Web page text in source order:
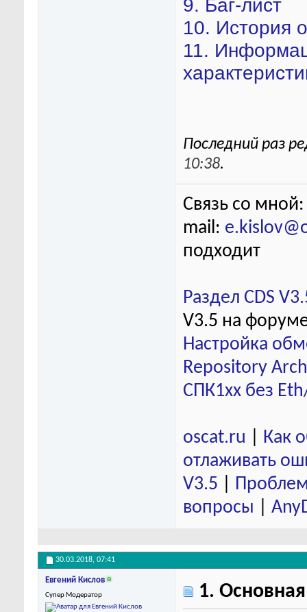
9. Баг-лист
10. История
11.
Последний раз
10:38.
Связь со
mail:
подходит
Раздел CDS
V3.5 на
Настройка
Repository
СПК1хх без
oscat.ru
Как
отлаживать
V3.5
вопросы
30.03.2018, 07:41
Евгений Кислов
Супер Модератор 1.